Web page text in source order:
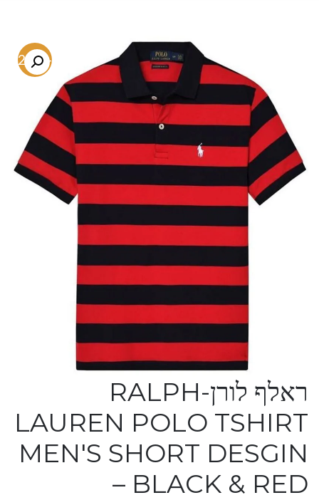
-72.5%
ראלף לורן-RALPH
LAUREN POLO TSHIRT
MEN'S SHORT DESGIN
– BLACK & RED